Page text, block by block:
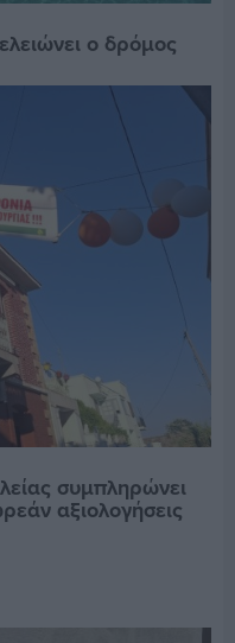
ο δρόμος
συμπληρώνει
αξιολογήσεις